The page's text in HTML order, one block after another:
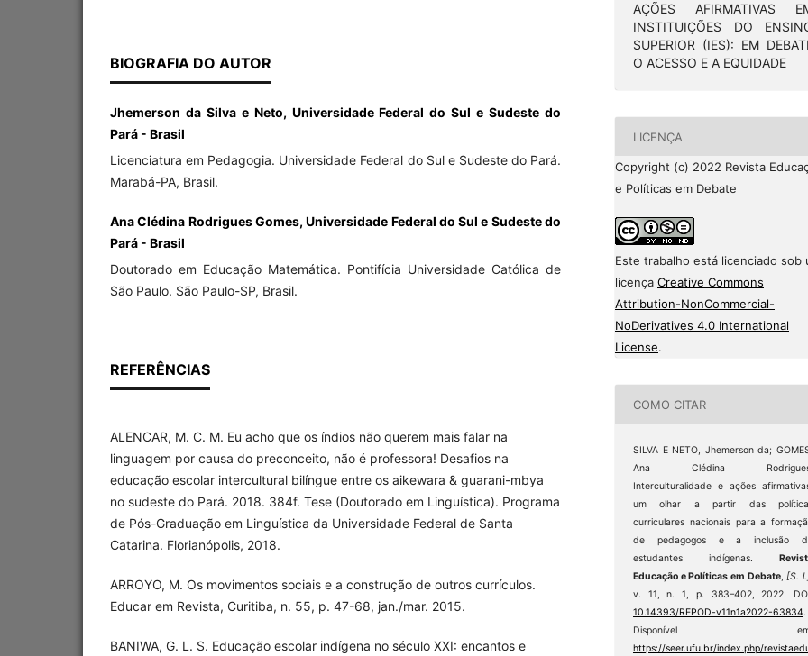
BIOGRAFIA DO AUTOR
Jhemerson da Silva e Neto, Universidade Federal do Sul e Sudeste do
Pará - Brasil
Licenciatura em Pedagogia. Universidade Federal do Sul e Sudeste do Pará.
Marabá-PA, Brasil.
Ana Clédina Rodrigues Gomes, Universidade Federal do Sul e Sudeste do
Pará - Brasil
Doutorado em Educação Matemática. Pontifícia Universidade Católica de
São Paulo. São Paulo-SP, Brasil.
REFERÊNCIAS
ALENCAR, M. C. M. Eu acho que os índios não querem mais falar na
linguagem por causa do preconceito, não é professora! Desafios na
educação escolar intercultural bilíngue entre os aikewara & guarani-mbya
no sudeste do Pará. 2018. 384f. Tese (Doutorado em Linguística). Programa
de Pós-Graduação em Linguística da Universidade Federal de Santa
Catarina. Florianópolis, 2018.
ARROYO, M. Os movimentos sociais e a construção de outros currículos.
Educar em Revista, Curitiba, n. 55, p. 47-68, jan./mar. 2015.
BANIWA, G. L. S. Educação escolar indígena no século XXI: encantos e
AÇÕES AFIRMATIVAS
INSTITUIÇÕES DO
SUPERIOR (IES): EM
O ACESSO E A EQUIDADE
LICENÇA
Copyright (c) 2022 Revista
e Políticas em Debate
Este trabalho está licenciado sob
licença Creative Commons
Attribution-NonCommercial-
NoDerivatives 4.0 International
License.
COMO CITAR
SILVA E NETO, Jhemerson da;
Ana Clédina
Interculturalidade e ações
um olhar a partir das
curriculares nacionais para a
de pedagogos e a inclusão
estudantes indígenas.
Educação e Políticas em Debate,[S.
v. 11, n. 1, p. 383–402, 2022.
10.14393/REPOD-v11n1a2022-63834.
Disponível
https://seer.ufu.br/index.php/